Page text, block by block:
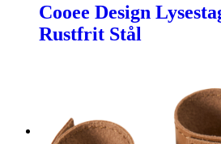
Cooee Design
Rustfrit Stål